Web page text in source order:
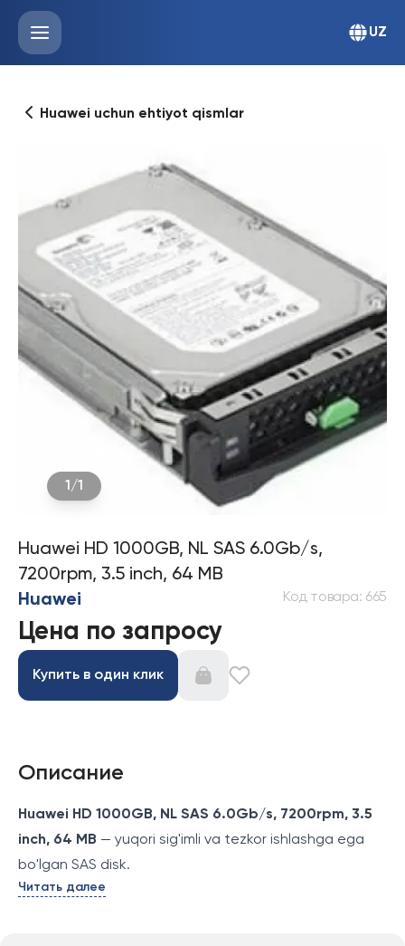
UZ
Huawei uchun ehtiyot qismlar
1 /1
Huawei HD 1000GB, NL SAS 6.0Gb/s,
7200rpm, 3.5 inch, 64 MB
Huawei
Код товара: 665
Цена по запросу
Купить в один клик
Описание
Huawei HD 1000GB, NL SAS 6.0Gb/s, 7200rpm, 3.5
inch, 64 MB — yuqori sig'imli va tezkor ishlashga ega
bo'lgan SAS disk.
Читать далее